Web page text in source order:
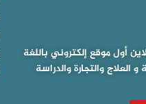
أول موقع إلكتروني باللغة
العلاج والتجارة والدراسة